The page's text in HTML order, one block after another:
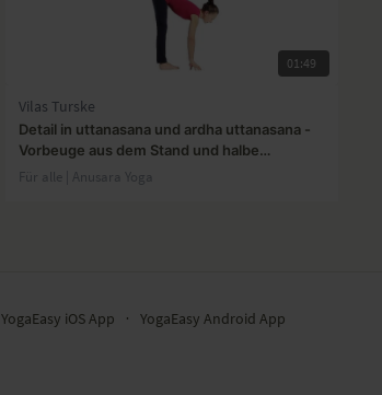
01:49
Vilas Turske
Detail in uttanasana und ardha uttanasana -
Vorbeuge aus dem Stand und halbe
Vorbeuge aus dem Stand
Für alle | Anusara Yoga
YogaEasy iOS App ∙
YogaEasy Android App